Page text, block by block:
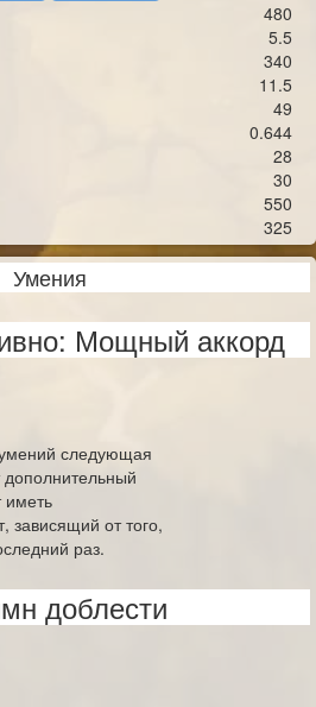
480
5.5
340
11.5
49
0.644
28
30
550
325
Умения
Мощный аккорд
следующая
иметь
зависящий от того,
раз.
доблести